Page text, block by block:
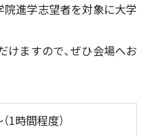
院進学志望者を対象に大学
ますので、ぜひ会場へお
1時間程度）